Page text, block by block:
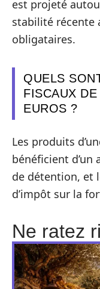
est projeté
stabilité récente
obligataires.
QUELS
FISCAUX DE
EUROS ?
Les produits
bénéficient d’un
de détention, et
d’impôt sur la
Ne ratez